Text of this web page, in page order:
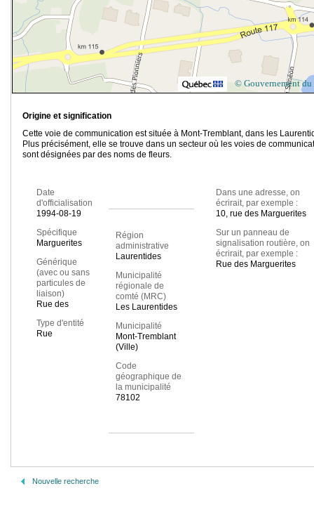
© Gouvernement du
Origine et signification
Cette voie de communication est située à Mont-Tremblant, dans les
Plus précisément, elle se trouve dans un secteur où les voies de
sont désignées par des noms de fleurs.
Date
d'officialisation
1994-08-19
Spécifique
Marguerites
Générique
(avec ou sans
particules de
liaison)
Rue des
Type d'entité
Rue
Région
administrative
Laurentides
Municipalité
régionale de
comté (MRC)
Les Laurentides
Municipalité
Mont-Tremblant
(Ville)
Code
géographique de
la municipalité
78102
Dans une adresse, on
écrirait, par exemple :
10, rue des Marguerites
Sur un panneau de
signalisation routière, on
écrirait, par exemple :
Rue des Marguerites
Nouvelle recherche